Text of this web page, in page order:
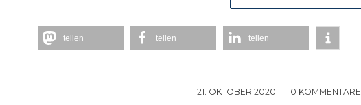
teilen teilen teilen
21. OKTOBER 2020
/ 0 KOMMENTARE
/